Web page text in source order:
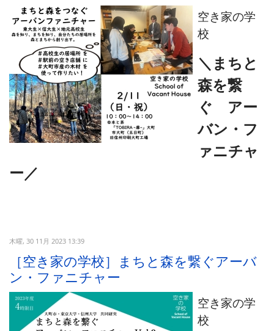
空き家の学
校
＼まちと
森を繋
ぐ アー
バン・フ
ァニチャ
ー／
木曜, 30 11月 2023 13:39
［空き家の学校］まちと森を繋ぐアーバ
ン・ファニチャー
空き家の学
校